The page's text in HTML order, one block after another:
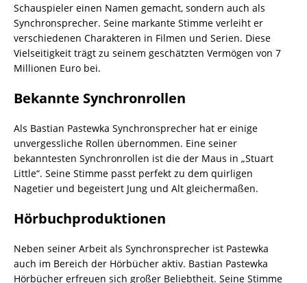
Schauspieler einen Namen gemacht, sondern auch als
Synchronsprecher. Seine markante Stimme verleiht er
verschiedenen Charakteren in Filmen und Serien. Diese
Vielseitigkeit trägt zu seinem geschätzten Vermögen von 7
Millionen Euro bei.
Bekannte Synchronrollen
Als Bastian Pastewka Synchronsprecher hat er einige
unvergessliche Rollen übernommen. Eine seiner
bekanntesten Synchronrollen ist die der Maus in „Stuart
Little“. Seine Stimme passt perfekt zu dem quirligen
Nagetier und begeistert Jung und Alt gleichermaßen.
Hörbuchproduktionen
Neben seiner Arbeit als Synchronsprecher ist Pastewka
auch im Bereich der Hörbücher aktiv. Bastian Pastewka
Hörbücher erfreuen sich großer Beliebtheit. Seine Stimme